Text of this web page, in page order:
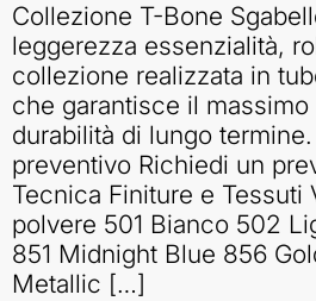
Collezione T-Bone
leggerezza essenzialità,
collezione realizzata in
che garantisce il
durabilità di lungo
preventivo Richiedi un
Tecnica Finiture e Tessuti
polvere 501 Bianco 502
851 Midnight Blue 856
Metallic […]